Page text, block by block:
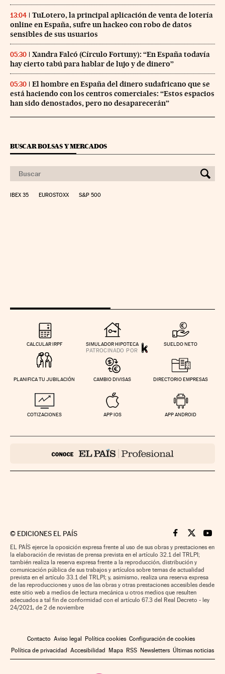
13:04
TuLotero, la principal aplicación de venta de lotería
online en España, sufre un hackeo con robo de datos
sensibles de sus usuarios
05:30
Xandra Falcó (Círculo Fortuny): “En España todavía
hay cierto tabú para hablar de lujo y de dinero”
05:30
El hombre en España del dinero sudafricano que se
está haciendo con los centros comerciales: “Estos espacios
han sido denostados, pero no desaparecerán”
BUSCAR BOLSAS Y MERCADOS
IBEX 35 EUROSTOXX S&P 500
CALCULAR IRPF SIMULADOR HIPOTECA SUELDO NETO
PLANIFICA TU JUBILACIÓN CAMBIO DIVISAS DIRECTORIO EMPRESAS
COTIZACIONES APP IOS APP ANDROID
© EDICIONES EL PAÍS Cinco Días en
Cinco Días
Cinco
EL PAÍS ejerce la oposición expresa frente al uso de sus obras y prestaciones en
la elaboración de revistas de prensa prevista en el artículo 32.1 del TRLPI;
también realiza la reserva expresa frente a la reproducción, distribución y
comunicación pública de sus trabajos y artículos sobre temas de actualidad
prevista en el artículo 33.1 del TRLPI; y, asimismo, realiza una reserva expresa
de las reproducciones y usos de las obras y otras prestaciones accesibles desde
este sitio web a medios de lectura mecánica u otros medios que resulten
adecuados a tal fin de conformidad con el artículo 67.3 del Real Decreto - ley
24/2021, de 2 de noviembre
Contacto Aviso legal Política cookies Configuración de cookies
Política de privacidad Accesibilidad Mapa RSS Newsletters Últimas noticias